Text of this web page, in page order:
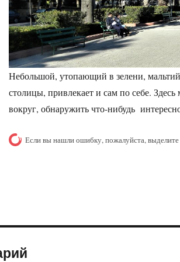
Небольшой, утопающий в зелени,
столицы, привлекает и сам по себе.
вокруг, обнаружить что-нибудь
Если вы нашли ошибку, пожалуйста,